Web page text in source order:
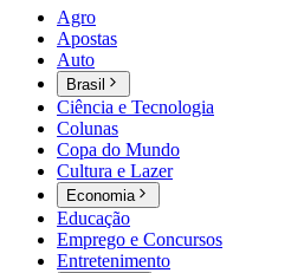
Agro
Apostas
Auto
Brasil
Ciência e Tecnologia
Colunas
Copa do Mundo
Cultura e Lazer
Economia
Educação
Emprego e Concursos
Entretenimento